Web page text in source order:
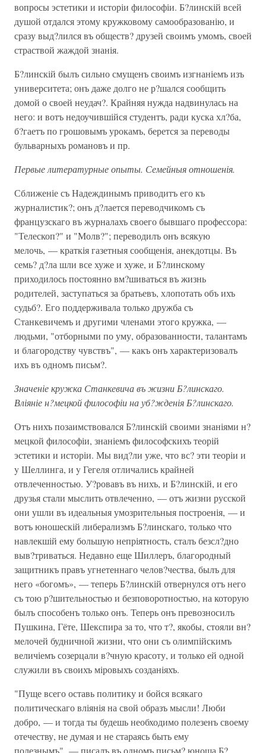
вопросы эстетики и исторіи философіи. Б?линскій всей
душой отдался этому кружковому самообразованію, и
сразу выд?лился въ обществ? друзей своимъ умомъ, своей
страствой жаждой знанія.
Б?линскій былъ сильно смущенъ своимъ изгнаніемъ изъ
университета; онъ даже долго не р?шался сообщить
домой о своей неудач?. Крайняя нужда надвинулась на
него: и вотъ недоучившійся студентъ, ради куска хл?ба,
б?гаетъ по грошовымъ урокамъ, берется за переводы
бульварныхъ романовъ и пр.
Первые литературные опыты. Семейныя отношенія.
Сближеніе съ Надеждинымъ приводитъ его къ
журналистик?; онъ д?лается переводчикомъ съ
французскаго въ журналахъ своего бывшаго профессора:
"Телескоп?" и "Молв?"; переводилъ онъ всякую
мелочь, — краткія газетныя сообщенія, анекдотцы. Въ
семь? д?ла шли все хуже и хуже, и Б?линскому
приходилось постоянно вм?шиваться въ жизнь
родителей, заступаться за братьевъ, хлопотать объ ихъ
судьб?. Его поддерживала только дружба съ
Станкевичемъ и другими членами этого кружка, —
людьми, "отборными по уму, образованности, талантамъ
и благородству чувствъ", — какъ онъ характеризовалъ
ихъ въ одномъ письм?.
Значеніе кружка Станкевича въ жизни Б?линскаго.
Вліяніе н?мецкой философіи на уб?жденія Б?линскаго.
Отъ нихъ позаимствовался Б?линскій своими знаніями н?
мецкой философіи, знаніемъ философскихъ теорій
эстетики и исторіи. Мы вид?ли уже, что вс? эти теоріи и
y Шеллинга, и y Гегеля отличались крайней
отвлеченностью. У?ровавъ въ нихъ, и Б?линскій, и его
друзья стали мыслить отвлеченно, — отъ жизни русской
они ушли въ идеальныя умозрительныя построенія, — и
вотъ юношескій либерализмъ Б?линскаго, только что
навлекшій ему большую непріятность, сталъ безсл?дно
выв?триваться. Недавно еще Шиллеръ, благородный
защитникъ правъ угнетеннаго челов?чества, былъ для
него «богомъ», — теперь Б?линскій отвернулся отъ него
съ тою р?шительностью и безповоротностью, на которую
былъ способенъ только онъ. Теперь онъ превозносилъ
Пушкина, Гёте, Шекспира за то, что т?, якобы, стояли вн?
мелочей будничной жизни, что они съ олимпійскимъ
величіемъ созерцали в?чную красоту, и только ей одной
служили въ своихъ міровыхъ созданіяхъ.
"Пуще всего оставь политику и бойся всякаго
политическаго вліянія на свой образъ мысли! Люби
добро, — и тогда ты будешь необходимо полезенъ своему
отечеству, не думая и не стараясь быть ему
полезнымъ", — писалъ въ одномъ письм? юноша Б?